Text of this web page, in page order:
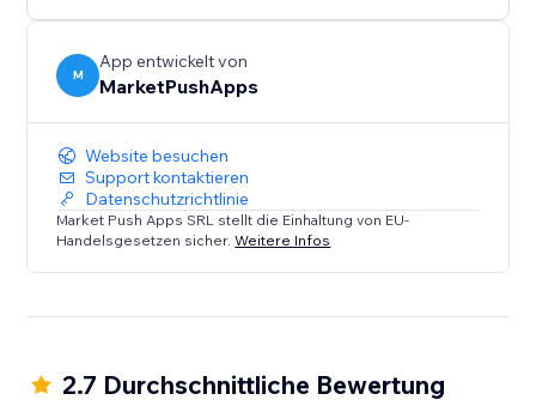
M
App entwickelt von
MarketPushApps
Website besuchen
Support kontaktieren
Datenschutzrichtlinie
Market Push Apps SRL stellt die Einhaltung von EU-
Handelsgesetzen sicher.Weitere Infos
2.7 Durchschnittliche Bewertung